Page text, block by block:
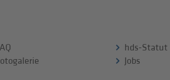
hds-Statut
Jobs